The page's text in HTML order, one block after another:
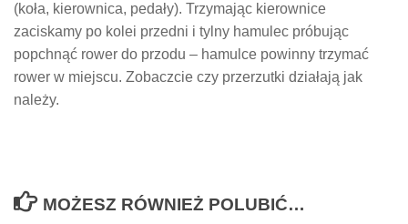
(koła, kierownica, pedały). Trzymając kierownice
zaciskamy po kolei przedni i tylny hamulec próbując
popchnąć rower do przodu – hamulce powinny trzymać
rower w miejscu. Zobaczcie czy przerzutki działają jak
należy.
MOŻESZ RÓWNIEŻ POLUBIĆ…